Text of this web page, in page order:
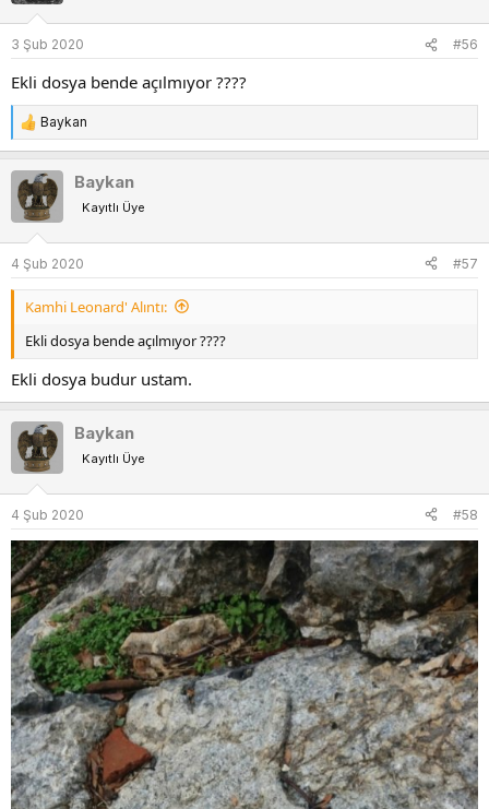
l
e
3 Şub 2020 #56
Ekli dosya bende açılmıyor ????
T
e
p
k
i
l
e
:
Baykan
Baykan
Kayıtlı Üye
4 Şub 2020 #57
Kamhi Leonard' Alıntı:
Ekli dosya bende açılmıyor ????
Ekli dosya budur ustam.
Baykan
Kayıtlı Üye
4 Şub 2020 #58